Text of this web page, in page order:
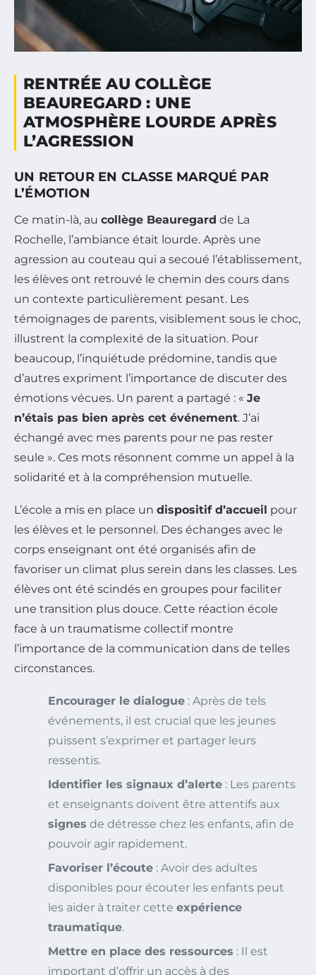
RENTRÉE AU COLLÈGE
BEAUREGARD : UNE
ATMOSPHÈRE LOURDE APRÈS
L’AGRESSION
UN RETOUR EN CLASSE MARQUÉ PAR
L’ÉMOTION
Ce matin-là, au collège Beauregard de La
Rochelle, l’ambiance était lourde. Après une
agression au couteau qui a secoué l’établissement,
les élèves ont retrouvé le chemin des cours dans
un contexte particulièrement pesant. Les
témoignages de parents, visiblement sous le choc,
illustrent la complexité de la situation. Pour
beaucoup, l’inquiétude prédomine, tandis que
d’autres expriment l’importance de discuter des
émotions vécues. Un parent a partagé : « Je
n’étais pas bien après cet événement. J’ai
échangé avec mes parents pour ne pas rester
seule ». Ces mots résonnent comme un appel à la
solidarité et à la compréhension mutuelle.
L’école a mis en place un dispositif d’accueil pour
les élèves et le personnel. Des échanges avec le
corps enseignant ont été organisés afin de
favoriser un climat plus serein dans les classes. Les
élèves ont été scindés en groupes pour faciliter
une transition plus douce. Cette réaction école
face à un traumatisme collectif montre
l’importance de la communication dans de telles
circonstances.
Encourager le dialogue : Après de tels
événements, il est crucial que les jeunes
puissent s’exprimer et partager leurs
ressentis.
Identifier les signaux d’alerte : Les parents
et enseignants doivent être attentifs aux
signes de détresse chez les enfants, afin de
pouvoir agir rapidement.
Favoriser l’écoute : Avoir des adultes
disponibles pour écouter les enfants peut
les aider à traiter cette expérience
traumatique.
Mettre en place des ressources : Il est
important d’offrir un accès à des